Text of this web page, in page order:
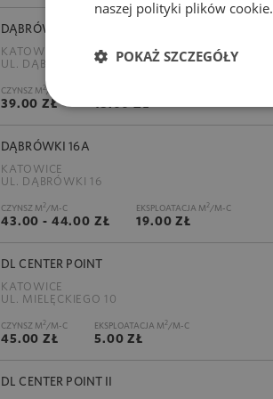
DĄBRÓWKI 16
KATOWICE
UL. DĄBRÓWKI 16
CZYNSZ M2/M-C
39.00 ZŁ
DĄBRÓWKI 16A
KATOWICE
UL. DĄBRÓWKI 16
CZYNSZ M2/M-C
43.00 - 44.00 ZŁ
EKSPLOATACJA M2/M-C
19.00 ZŁ
DL CENTER POINT
KATOWICE
UL. MIELĘCKIEGO 10
CZYNSZ M2/M-C
45.00 ZŁ
EKSPLOATACJA M2/M-C
5.00 ZŁ
DL CENTER POINT II
naszej polityki plików cookie.
POKAŻ SZCZEGÓŁY